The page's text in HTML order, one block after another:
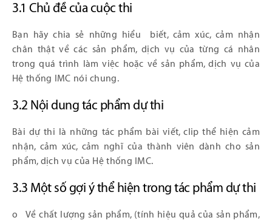
3.1 Chủ đề của cuộc thi
Bạn hãy chia sẻ những hiểu biết, cảm xúc, cảm nhận
chân thật về các sản phẩm, dịch vụ của từng cá nhân
trong quá trình làm việc hoặc về sản phẩm, dịch vụ của
Hệ thống IMC nói chung.
3.2 Nội dung tác phẩm dự thi
Bài dự thi là những tác phẩm bài viết, clip thể hiện cảm
nhận, cảm xúc, cảm nghĩ của thành viên dành cho sản
phẩm, dịch vụ của Hệ thống IMC.
3.3 Một số gợi ý thể hiện trong tác phẩm dự thi
o Về chất lượng sản phẩm, (tính hiệu quả của sản phẩm,